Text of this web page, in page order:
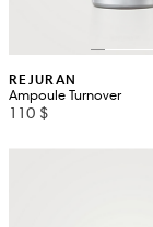
REJURAN
Ampoule Turnover
110 $